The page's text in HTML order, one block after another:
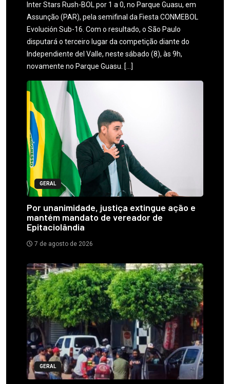
Inter Stars Rush-BOL por 1 a 0, no Parque Guasu, em
Assunção (PAR), pela semifinal da Fiesta CONMEBOL
Evolución Sub-16. Com o resultado, o São Paulo
disputará o terceiro lugar da competição diante do
Independiente del Valle, neste sábado (8), às 9h,
novamente no Parque Guasu. […]
GERAL
Por unanimidade, justiça extingue ação e
mantém mandato de vereador de
Epitaciolândia
7 de agosto de 2026
GERAL